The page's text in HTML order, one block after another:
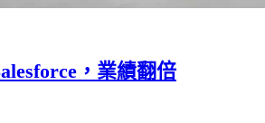
，業績翻倍